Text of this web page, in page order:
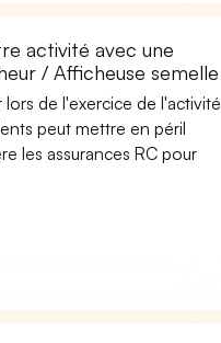
activité avec une
/ Afficheuse semelle
de l'exercice de l'activité
peut mettre en péril
les assurances RC pour